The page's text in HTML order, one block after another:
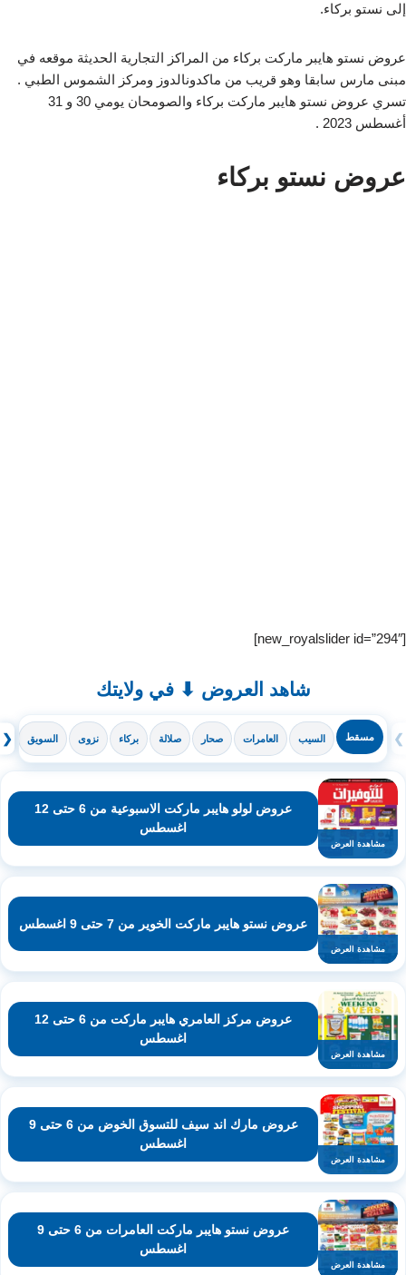
إلى نستو بركاء.
عروض نستو هايبر ماركت بركاء من المراكز التجارية الحديثة موقعه في
مبنى مارس سابقا وهو قريب من ماكدونالدوز ومركز الشموس الطبي .
تسري عروض نستو هايبر ماركت بركاء والصومحان يومي 30 و 31
أغسطس 2023 .
عروض نستو بركاء
[new_royalslider id=”294″]
شاهد العروض ⬇ في ولايتك
❮ مسقط السيب العامرات صحار صلالة بركاء نزوى السويق ❯
مشاهدة العرض
عروض لولو هايبر ماركت الاسبوعية من 6 حتى 12
اغسطس
مشاهدة العرض
عروض نستو هايبر ماركت الخوير من 7 حتى 9 اغسطس
مشاهدة العرض
عروض مركز العامري هايبر ماركت من 6 حتى 12
اغسطس
مشاهدة العرض
عروض مارك اند سيف للتسوق الخوض من 6 حتى 9
اغسطس
مشاهدة العرض
عروض نستو هايبر ماركت العامرات من 6 حتى 9
اغسطس